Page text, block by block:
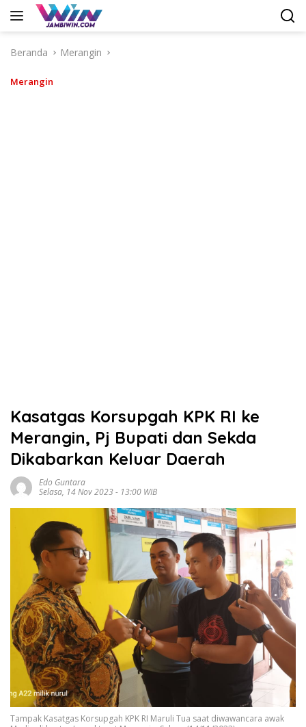
Langsung
Beranda
Merangin
Merangin
Kasatgas Korsupgah KPK RI ke
Merangin, Pj Bupati dan Sekda
Dikabarkan Keluar Daerah
Edo Guntara
Selasa, 14 Nov 2023 - 13:00 WIB
Tampak Kasatgas Korsupgah KPK RI Maruli Tua saat diwawancara awak